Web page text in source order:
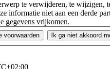
te verwijderen, te wijzigen,
informatie niet aan een derde
gegevens vrijkomen.